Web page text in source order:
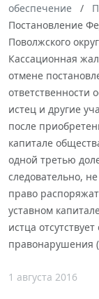
обеспечение
Постановление
Поволжского
Кассационная
отмене
ответственности
истец и другие
после
капитале
одной третью
следовательно,
право
уставном
истца
правонарушения
1 августа 2016